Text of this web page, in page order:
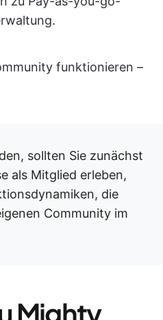
funktionieren –
sollten Sie zunächst
als Mitglied erleben,
die
Community im
Mighty